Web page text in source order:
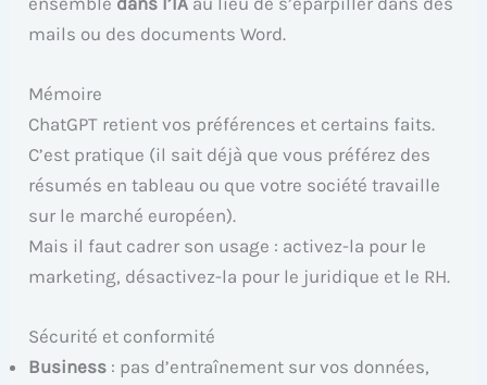
mails ou des documents Word.
Mémoire
ChatGPT retient vos préférences et certains faits.
C’est pratique (il sait déjà que vous préférez des
résumés en tableau ou que votre société travaille
sur le marché européen).
Mais il faut cadrer son usage : activez-la pour le
marketing, désactivez-la pour le juridique et le RH.
Sécurité et conformité
Business : pas d’entraînement sur vos données,